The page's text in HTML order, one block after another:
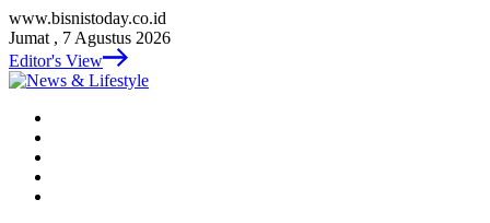
www.bisnistoday.co.id
Jumat , 7 Agustus 2026
Editor's View